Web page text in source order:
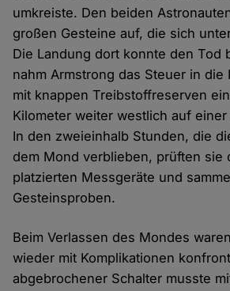
umkreiste. Den beiden
großen Gesteine auf, die sich
Die Landung dort konnte den Tod
nahm Armstrong das Steuer in die
mit knappen Treibstoffreserven
Kilometer weiter westlich auf
In den zweieinhalb Stunden, die
dem Mond verblieben, prüften sie
platzierten Messgeräte und
Gesteinsproben.
Beim Verlassen des Mondes
wieder mit Komplikationen
abgebrochener Schalter musste